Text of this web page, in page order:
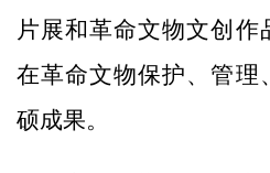
片展和革命文物文创
在革命文物保护、管理
硕成果。